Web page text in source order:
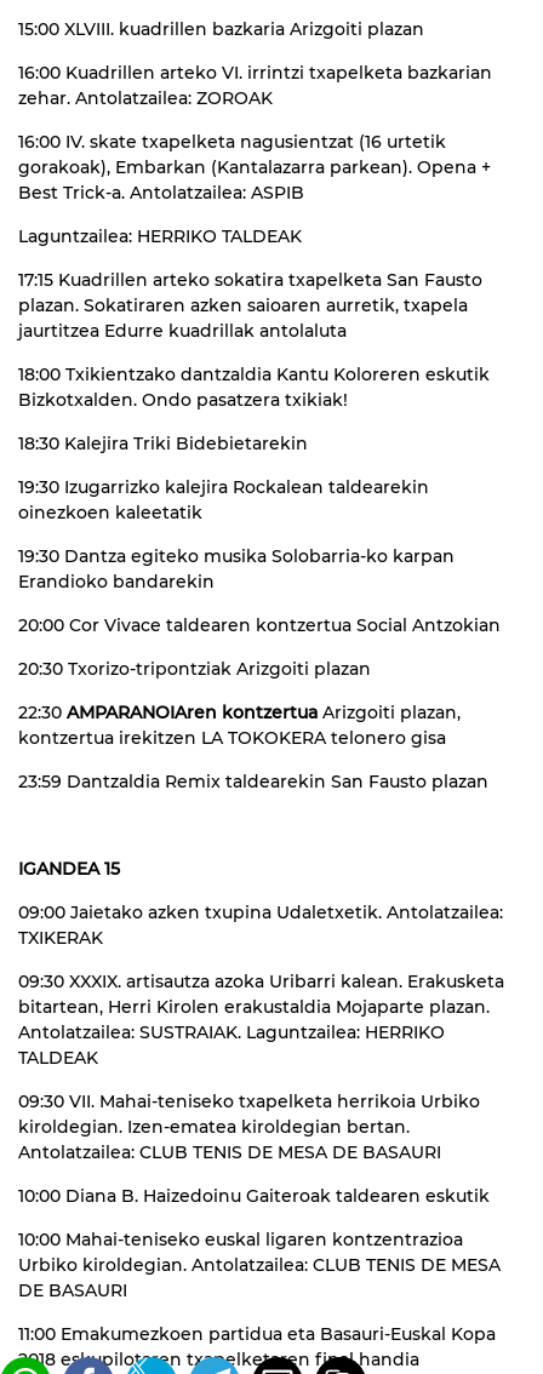
15:00 XLVIII. kuadrillen bazkaria Arizgoiti plazan
16:00 Kuadrillen arteko VI. irrintzi txapelketa bazkarian
zehar. Antolatzailea: ZOROAK
16:00 IV. skate txapelketa nagusientzat (16 urtetik
gorakoak), Embarkan (Kantalazarra parkean). Opena +
Best Trick-a. Antolatzailea: ASPIB
Laguntzailea: HERRIKO TALDEAK
17:15 Kuadrillen arteko sokatira txapelketa San Fausto
plazan. Sokatiraren azken saioaren aurretik, txapela
jaurtitzea Edurre kuadrillak antolaluta
18:00 Txikientzako dantzaldia Kantu Koloreren eskutik
Bizkotxalden. Ondo pasatzera txikiak!
18:30 Kalejira Triki Bidebietarekin
19:30 Izugarrizko kalejira Rockalean taldearekin
oinezkoen kaleetatik
19:30 Dantza egiteko musika Solobarria-ko karpan
Erandioko bandarekin
20:00 Cor Vivace taldearen kontzertua Social Antzokian
20:30 Txorizo-tripontziak Arizgoiti plazan
22:30 AMPARANOIAren kontzertua Arizgoiti plazan,
kontzertua irekitzen LA TOKOKERA telonero gisa
23:59 Dantzaldia Remix taldearekin San Fausto plazan
IGANDEA 15
09:00 Jaietako azken txupina Udaletxetik. Antolatzailea:
TXIKERAK
09:30 XXXIX. artisautza azoka Uribarri kalean. Erakusketa
bitartean, Herri Kirolen erakustaldia Mojaparte plazan.
Antolatzailea: SUSTRAIAK. Laguntzailea: HERRIKO
TALDEAK
09:30 VII. Mahai-teniseko txapelketa herrikoia Urbiko
kiroldegian. Izen-ematea kiroldegian bertan.
Antolatzailea: CLUB TENIS DE MESA DE BASAURI
10:00 Diana B. Haizedoinu Gaiteroak taldearen eskutik
10:00 Mahai-teniseko euskal ligaren kontzentrazioa
Urbiko kiroldegian. Antolatzailea: CLUB TENIS DE MESA
DE BASAURI
11:00 Emakumezkoen partidua eta Basauri-Euskal Kopa
2018 eskupilotaren txapelketaren final handia